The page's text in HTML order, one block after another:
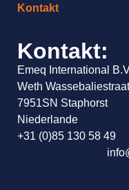
Kontakt
Kontakt:
Emeq International
Weth
7951SN Staphorst
Niederlande
+31 (0)85 130 58 49